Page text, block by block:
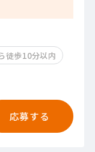
徒歩10分以内
応募する